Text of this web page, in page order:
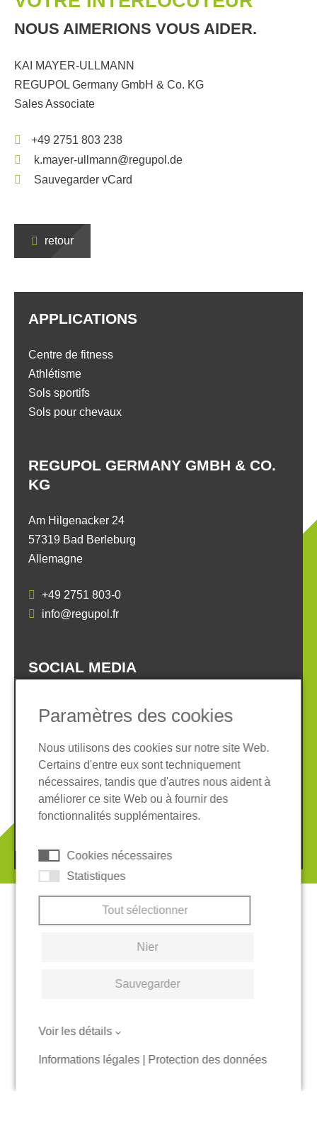
NOUS AIMERIONS VOUS AIDER.
KAI MAYER-ULLMANN
REGUPOL Germany GmbH & Co. KG
Sales Associate
+49 2751 803 238
k.mayer-ullmann@regupol.de
Sauvegarder vCard
retour
REGUPOL GERMANY GMBH & CO.
KG
Am Hilgenacker 24
57319 Bad Berleburg
Allemagne
+49 2751 803-0
info@regupol.fr
APPLICATIONS
Centre de fitness
Athlétisme
Sols sportifs
Sols pour chevaux
SOCIAL MEDIA
Informations légales
Protection des données
Conditions Générales
Système de whistleblowing
Cookies
Paramètres des cookies
Nous utilisons des cookies sur notre site Web.
Certains d'entre eux sont techniquement
nécessaires, tandis que d'autres nous aident à
améliorer ce site Web ou à fournir des
fonctionnalités supplémentaires.
Cookies nécessaires
Statistiques
Tout sélectionner
Nier
Sauvegarder
Voir les détails
Informations légales| Protection des données